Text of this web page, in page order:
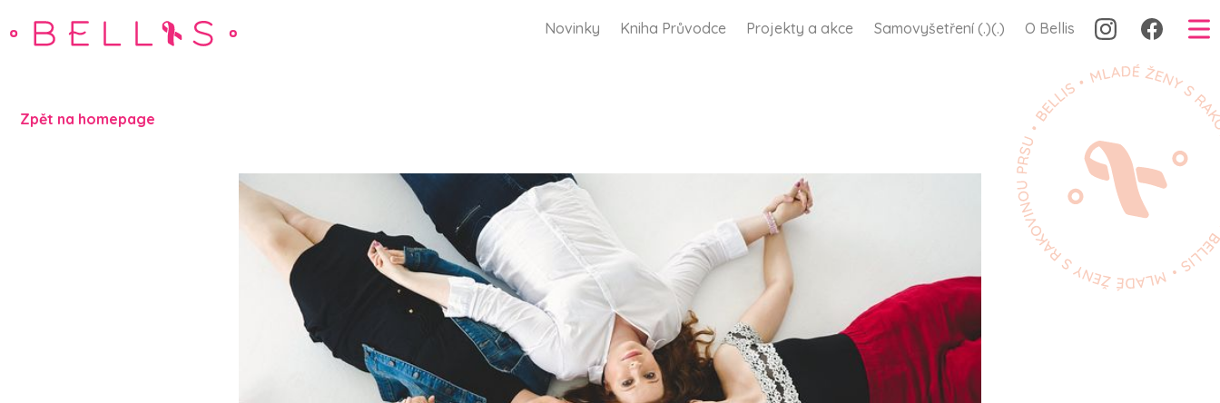
Novinky Kniha Průvodce Projekty a akce Samovyšetření (.)(.) O Bellis
Zpět na homepage